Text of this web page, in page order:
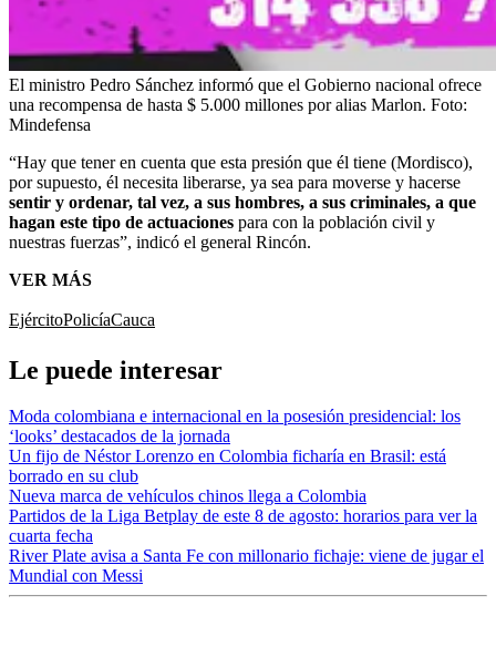
El ministro Pedro Sánchez informó que el Gobierno nacional ofrece
una recompensa de hasta $ 5.000 millones por alias Marlon. Foto:
Mindefensa
“Hay que tener en cuenta que esta presión que él tiene (Mordisco),
por supuesto, él necesita liberarse, ya sea para moverse y hacerse
sentir y ordenar, tal vez, a sus hombres, a sus criminales, a que
hagan este tipo de actuaciones para con la población civil y
nuestras fuerzas”, indicó el general Rincón.
VER MÁS
EjércitoPolicíaCauca
Le puede interesar
Moda colombiana e internacional en la posesión presidencial: los
‘looks’ destacados de la jornada
Un fijo de Néstor Lorenzo en Colombia ficharía en Brasil: está
borrado en su club
Nueva marca de vehículos chinos llega a Colombia
Partidos de la Liga Betplay de este 8 de agosto: horarios para ver la
cuarta fecha
River Plate avisa a Santa Fe con millonario fichaje: viene de jugar el
Mundial con Messi